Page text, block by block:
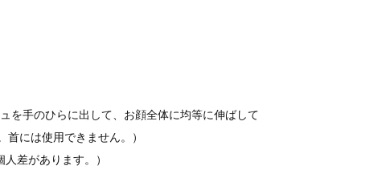
を手のひらに出して、お顔全体に均等に伸ばして
には使用できません。）
差があります。）